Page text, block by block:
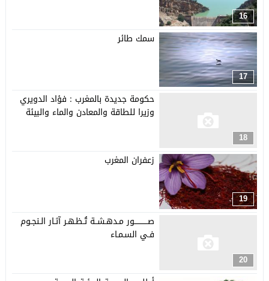
16
17
سمك طائر
18
حكومة جديدة بالمغرب : فؤاد الدويري
وزيرا للطاقة والمعادن والماء والبيئة
19
زعفران المغرب
20
صـــــــــــور مـدهـشــة تُـظـهـر آثـار الـنجـوم
فـي السـمـاء